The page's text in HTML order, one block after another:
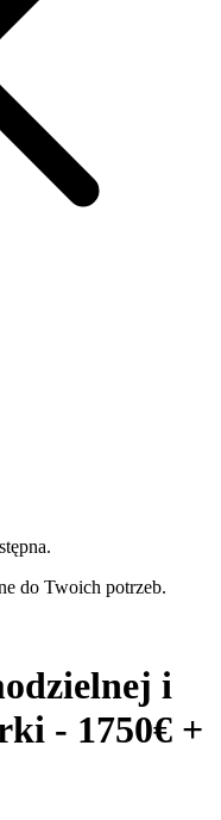
do Twoich potrzeb.
i
- 1750€ +